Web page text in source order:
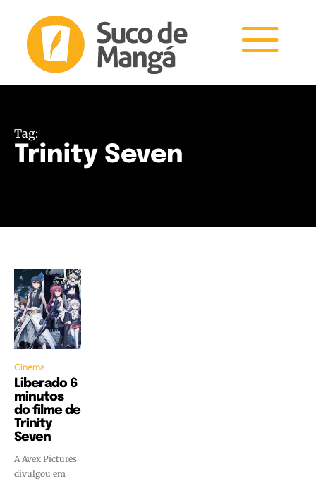
Tag:
Trinity Seven
Cinema
Liberado 6
minutos
do filme de
Trinity
Seven
A Avex Pictures
divulgou em